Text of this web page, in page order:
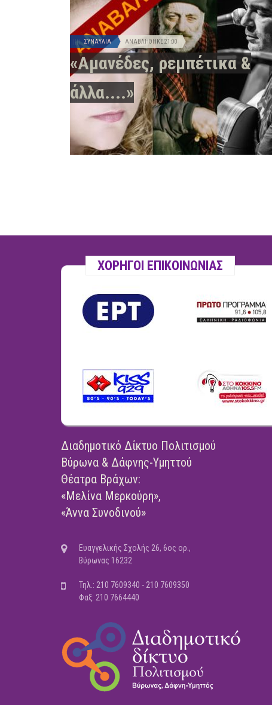
ΣΥΝΑΥΛΊΑ ΑΝΑΒΛΉΘΗΚΕ21:00
«Αμανέδες, ρεμπέτικα &
άλλα....»
ΧΟΡΗΓΟΙ ΕΠΙΚΟΙΝΩΝΙΑΣ
Διαδημοτικό Δίκτυο Πολιτισμού
Βύρωνα & Δάφνης-Υμηττού
Θέατρα Βράχων:
«Μελίνα Μερκούρη»,
«Άννα Συνοδινού»
Ευαγγελικής Σχολής 26, 6ος ορ.,
Βύρωνας 16232
Τηλ.: 210 7609340 - 210 7609350
Φαξ: 210 7664440